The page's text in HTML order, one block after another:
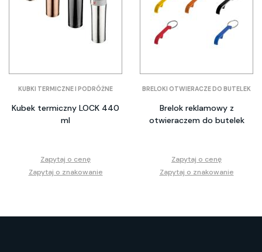
KUBKI TERMICZNE I PODRÓŻNE
Kubek termiczny LOCK 440
ml
Zapytaj o cenę
Zapytaj o znakowanie
BRELOKI OTWIERACZE DO BUTELEK
Brelok reklamowy z
otwieraczem do butelek
Zapytaj o cenę
Zapytaj o znakowanie